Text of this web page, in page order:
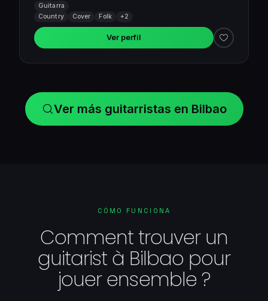
Guitarra
Country
Cover Folk +2
Ver perfil
Ver más guitarristas en Bilbao
CÓMO FUNCIONA
Comment trouver un
guitarist à Bilbao pour
jouer ensemble ?